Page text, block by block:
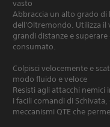
vasto
Abbraccia un alto grado
dell'Oltremondo. Utilizza il
grandi distanze e
consumato.
Colpisci velocemente e
modo fluido e veloce
Resisti agli attacchi
i facili comandi di
meccanismi QTE che